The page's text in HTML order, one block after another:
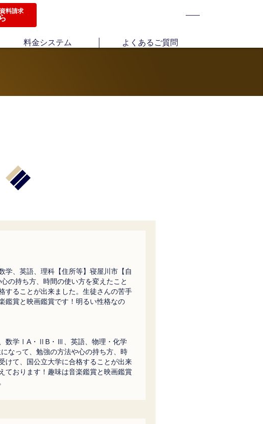
料請求
料金システム よくあるご質問
学、英語、理科【住所等】寝屋川市【自
の持ち方、時間の使い方を変えたこと
することが出来ました。生徒さんの苦手
鑑賞と映画鑑賞です！明るい性格なの
、数学ⅠA・ⅡB・Ⅲ、英語、物理・化学
なって、勉強の方法や心の持ち方、時
けて、国公立大学に合格することが出来
ております！趣味は音楽鑑賞と映画鑑賞